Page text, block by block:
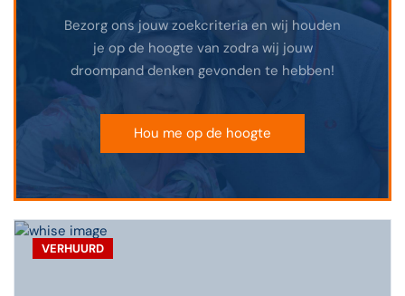
Bezorg ons jouw zoekcriteria en wij houden
je op de hoogte van zodra wij jouw
droompand denken gevonden te hebben!
Hou me op de hoogte
VERHUURD